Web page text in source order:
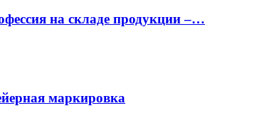
на складе продукции –…
маркировка